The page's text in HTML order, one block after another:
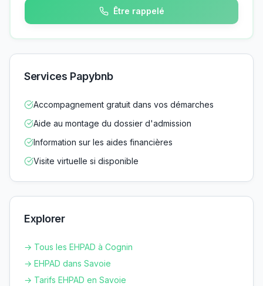
Être rappelé
Services Papybnb
Accompagnement gratuit dans vos démarches
Aide au montage du dossier d'admission
Information sur les aides financières
Visite virtuelle si disponible
Explorer
→ Tous les EHPAD à Cognin
→ EHPAD dans Savoie
→ Tarifs EHPAD en Savoie